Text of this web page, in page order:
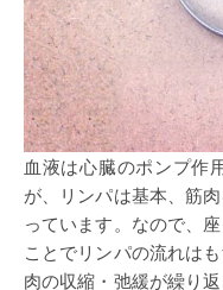
血液は心臓のポンプ作
が、リンパは基本、筋
っています。なので、
ことでリンパの流れは
肉の収縮・弛緩が繰り